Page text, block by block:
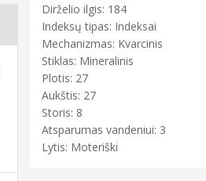
Dirželio ilgis: 184
Indeksų tipas: Indeksai
Mechanizmas: Kvarcinis
Stiklas: Mineralinis
Plotis: 27
Aukštis: 27
Storis: 8
Atsparumas vandeniui: 3
Lytis: Moteriški